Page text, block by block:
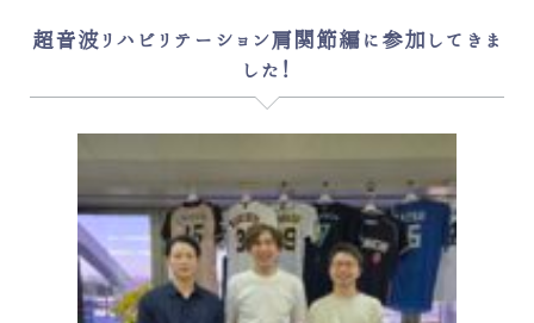
超音波リハビリテーション肩関節編に参加してきま
した！